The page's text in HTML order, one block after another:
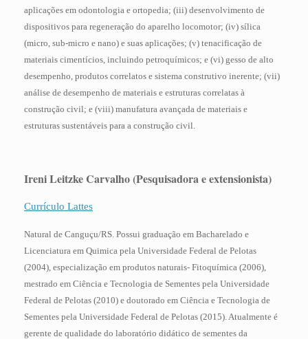
aplicações em odontologia e ortopedia; (iii) desenvolvimento de
dispositivos para regeneração do aparelho locomotor; (iv) sílica
(micro, sub-micro e nano) e suas aplicações; (v) tenacificação de
materiais cimentícios, incluindo petroquímicos; e (vi) gesso de alto
desempenho, produtos correlatos e sistema construtivo inerente; (vii)
análise de desempenho de materiais e estruturas correlatas à
construção civil; e (viii) manufatura avançada de materiais e
estruturas sustentáveis para a construção civil.
Ireni Leitzke Carvalho(Pesquisadora e extensionista)
Currículo Lattes
Natural de Canguçu/RS. Possui graduação em Bacharelado e
Licenciatura em Quimica pela Universidade Federal de Pelotas
(2004), especialização em produtos naturais- Fitoquímica (2006),
mestrado em Ciência e Tecnologia de Sementes pela Universidade
Federal de Pelotas (2010) e doutorado em Ciência e Tecnologia de
Sementes pela Universidade Federal de Pelotas (2015). Atualmente é
gerente de qualidade do laboratório didático de sementes da